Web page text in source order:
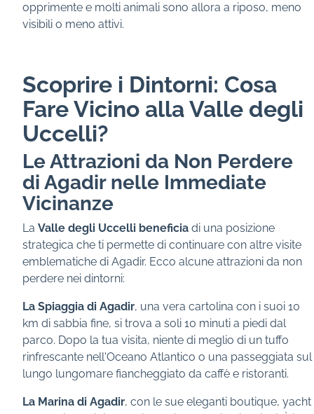
opprimente e molti animali sono allora a riposo, meno
visibili o meno attivi.
Scoprire i Dintorni: Cosa
Fare Vicino alla Valle degli
Uccelli?
Le Attrazioni da Non Perdere
di Agadir nelle Immediate
Vicinanze
La Valle degli Uccelli beneficia di una posizione
strategica che ti permette di continuare con altre visite
emblematiche di Agadir. Ecco alcune attrazioni da non
perdere nei dintorni:
La Spiaggia di Agadir, una vera cartolina con i suoi 10
km di sabbia fine, si trova a soli 10 minuti a piedi dal
parco. Dopo la tua visita, niente di meglio di un tuffo
rinfrescante nell'Oceano Atlantico o una passeggiata sul
lungo lungomare fiancheggiato da caffè e ristoranti.
La Marina di Agadir, con le sue eleganti boutique, yacht